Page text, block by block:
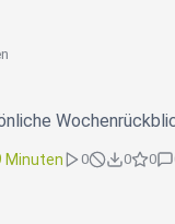
Minuten 0 0 0